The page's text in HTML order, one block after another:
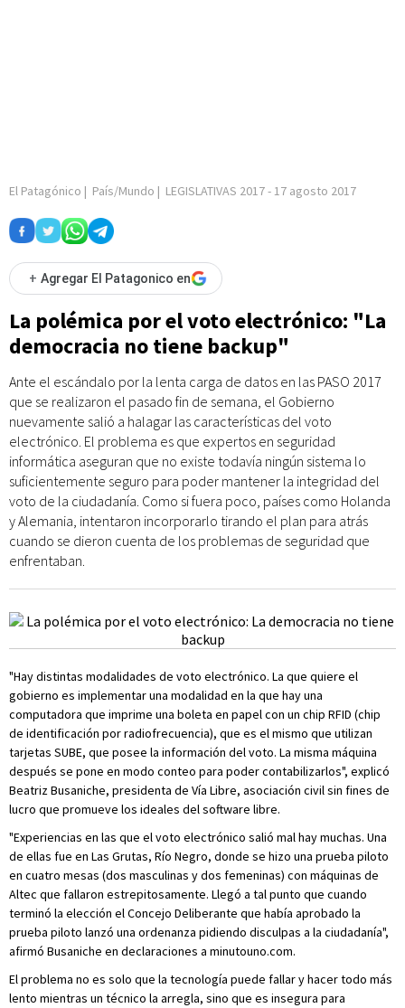
El Patagónico | País/Mundo | LEGISLATIVAS 2017- 17 agosto 2017
+ Agregar El Patagonico en
La polémica por el voto electrónico: "La
democracia no tiene backup"
Ante el escándalo por la lenta carga de datos en las PASO 2017
que se realizaron el pasado fin de semana, el Gobierno
nuevamente salió a halagar las características del voto
electrónico. El problema es que expertos en seguridad
informática aseguran que no existe todavía ningún sistema lo
suficientemente seguro para poder mantener la integridad del
voto de la ciudadanía. Como si fuera poco, países como Holanda
y Alemania, intentaron incorporarlo tirando el plan para atrás
cuando se dieron cuenta de los problemas de seguridad que
enfrentaban.
"Hay distintas modalidades de voto electrónico. La que quiere el
gobierno es implementar una modalidad en la que hay una
computadora que imprime una boleta en papel con un chip RFID (chip
de identificación por radiofrecuencia), que es el mismo que utilizan
tarjetas SUBE, que posee la información del voto. La misma máquina
después se pone en modo conteo para poder contabilizarlos", explicó
Beatriz Busaniche, presidenta de Vía Libre, asociación civil sin fines de
lucro que promueve los ideales del software libre.
"Experiencias en las que el voto electrónico salió mal hay muchas. Una
de ellas fue en Las Grutas, Río Negro, donde se hizo una prueba piloto
en cuatro mesas (dos masculinas y dos femeninas) con máquinas de
Altec que fallaron estrepitosamente. Llegó a tal punto que cuando
terminó la elección el Concejo Deliberante que había aprobado la
prueba piloto lanzó una ordenanza pidiendo disculpas a la ciudadanía",
afirmó Busaniche en declaraciones a minutouno.com.
El problema no es solo que la tecnología puede fallar y hacer todo más
lento mientras un técnico la arregla, sino que es insegura para